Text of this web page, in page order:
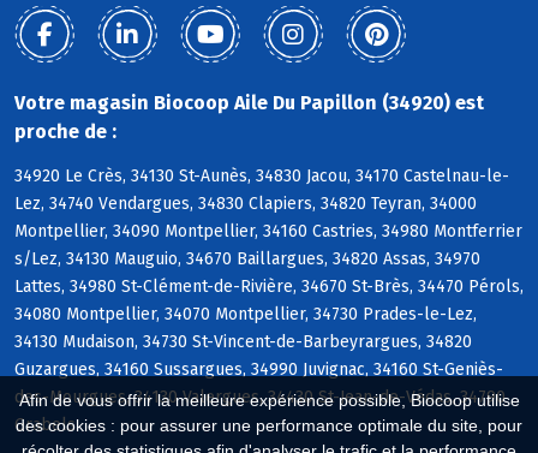
Afin de vous offrir la meilleure expérience possible, Biocoop utilise
des cookies : pour assurer une performance optimale du site, pour
Votre magasin Biocoop Aile Du Papillon (34920) est
proche de :
34920 Le Crès, 34130 St-Aunès, 34830 Jacou, 34170 Castelnau-le-
Lez, 34740 Vendargues, 34830 Clapiers, 34820 Teyran, 34000
Montpellier, 34090 Montpellier, 34160 Castries, 34980 Montferrier
s/Lez, 34130 Mauguio, 34670 Baillargues, 34820 Assas, 34970
Lattes, 34980 St-Clément-de-Rivière, 34670 St-Brès, 34470 Pérols,
34080 Montpellier, 34070 Montpellier, 34730 Prades-le-Lez,
34130 Mudaison, 34730 St-Vincent-de-Barbeyrargues, 34820
Guzargues, 34160 Sussargues, 34990 Juvignac, 34160 St-Geniès-
des-Mourgues, 34130 Valergues, 34430 St-Jean-de-Védas, 34790
Grabels